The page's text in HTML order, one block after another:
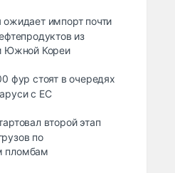
ожидает импорт почти
из
Южной Кореи
фур стоят в очередях
с ЕС
второй этап
по
пломбам